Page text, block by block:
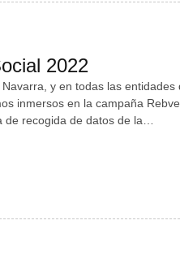
2022
y en todas las entidades
inmersos en la campaña
de recogida de datos de la…